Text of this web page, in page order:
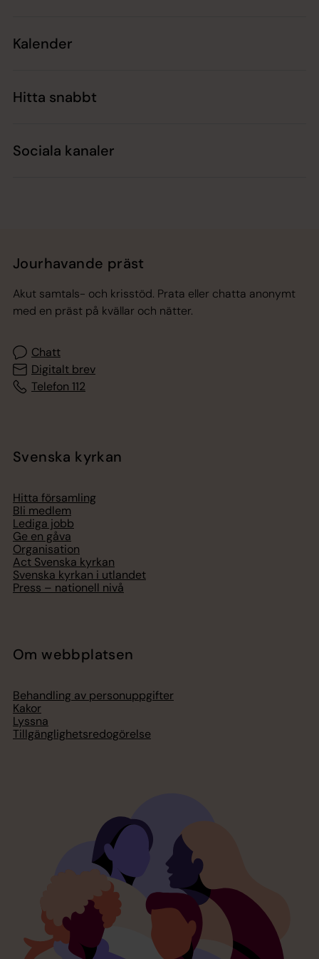
Kalender
Hitta snabbt
Sociala kanaler
Jourhavande präst
Akut samtals- och krisstöd. Prata eller chatta anonymt
med en präst på kvällar och nätter.
Chatt
Digitalt brev
Telefon 112
Svenska kyrkan
Hitta församling
Bli medlem
Lediga jobb
Ge en gåva
Organisation
Act Svenska kyrkan
Svenska kyrkan i utlandet
Press – nationell nivå
Om webbplatsen
Behandling av personuppgifter
Kakor
Lyssna
Tillgänglighetsredogörelse